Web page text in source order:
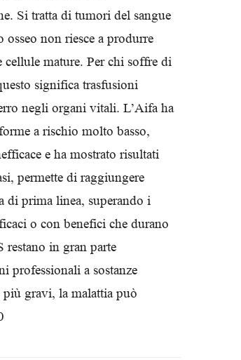
Biologi
Si tratta di tumori del sangue
non riesce a produrre
cellule mature. Per chi soffre di
significa trasfusioni
negli organi vitali. L’Aifa ha
a rischio molto basso,
e ha mostrato risultati
permette di raggiungere
di prima linea, superando i
o con benefici che durano
restano in gran parte
professionali a sostanze
gravi, la malattia può